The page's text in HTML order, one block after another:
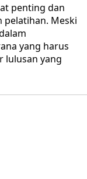
penting dan
pelatihan. Meski
yang harus
lulusan yang